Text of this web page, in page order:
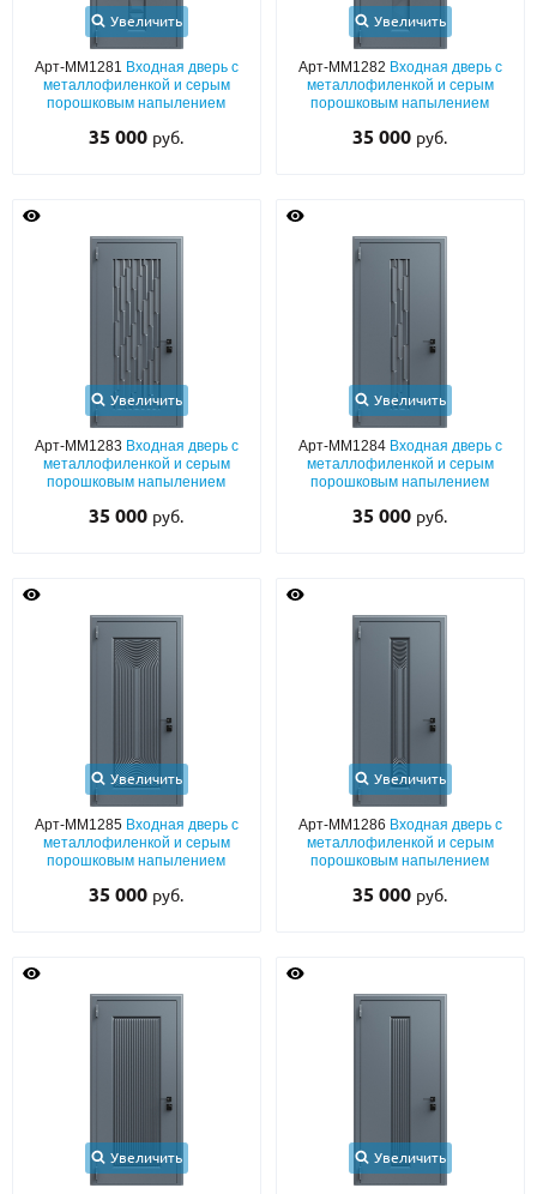
Увеличить
Арт-ММ1281 Входная дверь с
металлофиленкой и серым
порошковым напылением
35 000 руб.
Увеличить
Арт-ММ1282 Входная дверь с
металлофиленкой и серым
порошковым напылением
35 000 руб.
Увеличить
Арт-ММ1283 Входная дверь с
металлофиленкой и серым
порошковым напылением
35 000 руб.
Увеличить
Арт-ММ1284 Входная дверь с
металлофиленкой и серым
порошковым напылением
35 000 руб.
Увеличить
Арт-ММ1285 Входная дверь с
металлофиленкой и серым
порошковым напылением
35 000 руб.
Увеличить
Арт-ММ1286 Входная дверь с
металлофиленкой и серым
порошковым напылением
35 000 руб.
Увеличить Увеличить